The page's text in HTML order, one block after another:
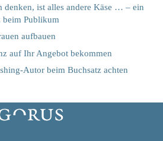
denken, ist alles andere Käse … – ein
beim Publikum
aufbauen
auf Ihr Angebot bekommen
Autor beim Buchsatz achten